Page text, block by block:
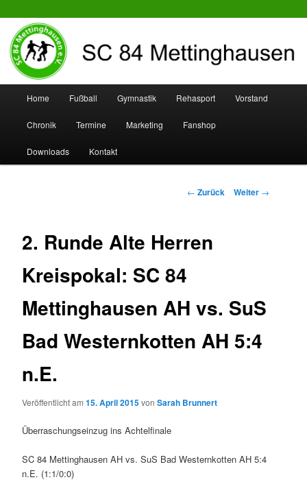
SC 84 Mettinghausen
Zum
Inhalt
wechseln
Zum
sekundären
Inhalt
Home Fußball Gymnastik Rehasport Vorstand
Chronik Termine Marketing Fanshop
Downloads Kontakt
Beitrags-
← Zurück Weiter →
2. Runde Alte Herren
Kreispokal: SC 84
Mettinghausen AH vs. SuS
Bad Westernkotten AH 5:4
n.E.
Veröffentlicht am15. April 2015vonSarah Brunnert
Überraschungseinzug ins Achtelfinale
SC 84 Mettinghausen AH vs. SuS Bad Westernkotten AH 5:4
n.E. (1:1/0:0)